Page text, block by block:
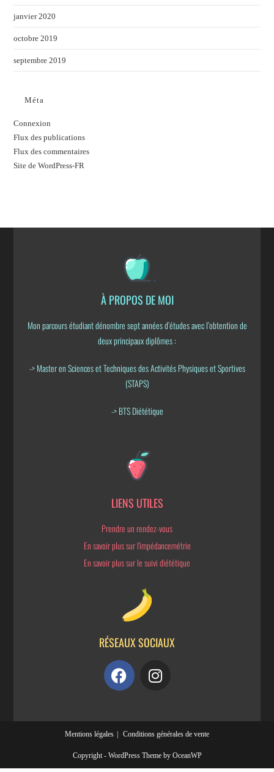
janvier 2020
octobre 2019
septembre 2019
Méta
Connexion
Flux des publications
Flux des commentaires
Site de WordPress-FR
À PROPOS DE MOI
Mon parcours étudiant dénombre sept années d’études avec l’obtention de
deux principaux diplômes :
-> Master en Sciences et Techniques des Activités Physiques et Sportives
(STAPS)
-> BTS Diététique
LIENS UTILES
Prendre un rendez-vous
En savoir plus sur l'impédancemétrie
En savoir plus sur le suivi diététique
RÉSEAUX SOCIAUX
Mentions légales Conditions générales de vente
Copyright - WordPress Theme by OceanWP